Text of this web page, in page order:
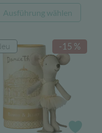
Ausführung wählen
auf
-15 %
Neu